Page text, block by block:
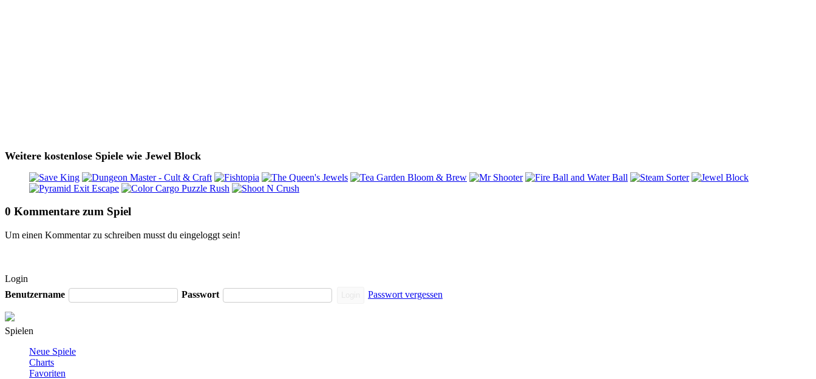
Weitere kostenlose Spiele wie Jewel Block
0 Kommentare zum Spiel
Um einen Kommentar zu schreiben musst du eingeloggt sein!
Login
Benutzername
Passwort Passwort vergessen
Spielen
Neue Spiele
Charts
Favoriten